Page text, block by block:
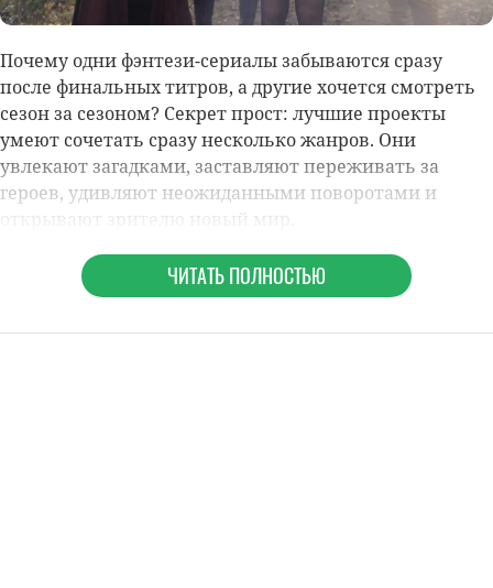
Почему одни фэнтези-сериалы забываются сразу
после финальных титров, а другие хочется смотреть
сезон за сезоном? Секрет прост: лучшие проекты
умеют сочетать сразу несколько жанров. Они
увлекают загадками, заставляют переживать за
героев, удивляют неожиданными поворотами и
открывают зрителю новый мир.
ЧИТАТЬ ПОЛНОСТЬЮ